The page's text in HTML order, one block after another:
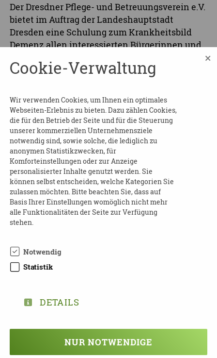
Der Dresdner Pflege- und Betreuungsverein e.V.
bietet im Auftrag der Landeshauptstadt
Dresden eine Schulung zum Krankheitsbild
Demenz allen interessierten Bürgerinnen und
Der Grundkurs informiert über das
Kommunikationstipps, wichtige Adressen und
Ansprechpartner in Dresden.
KOSTEN
Die Veranstaltung ist für Dresdner Bürger
kostenfrei.
ANMELDUNG
Wir bitten um verbindliche Anmeldung unter
0351 4166047 oder per Mail an:
2023-FLYER_1675158495.PDF
Cookie-Verwaltung ×
Wir verwenden Cookies, um Ihnen ein optimales
Webseiten-Erlebnis zu bieten. Dazu zählen Cookies,
die für den Betrieb der Seite und für die Steuerung
unserer kommerziellen Unternehmensziele
notwendig sind, sowie solche, die lediglich zu
anonymen Statistikzwecken, für
Komforteinstellungen oder zur Anzeige
personalisierter Inhalte genutzt werden. Sie
können selbst entscheiden, welche Kategorien Sie
zulassen möchten. Bitte beachten Sie, dass auf
Basis Ihrer Einstellungen womöglich nicht mehr
alle Funktionalitäten der Seite zur Verfügung
stehen.
Notwendig
Statistik
DETAILS
NUR NOTWENDIGE